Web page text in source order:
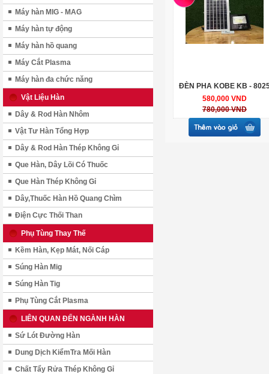
Máy hàn MIG - MAG
Máy hàn tự động
Máy hàn hồ quang
Máy Cắt Plasma
Máy hàn đa chức năng
Vật Liệu Hàn
Dây & Rod Hàn Nhôm
Vật Tư Hàn Tổng Hợp
Dây & Rod Hàn Thép Không Gỉ
Que Hàn, Dây Lõi Có Thuốc
Que Hàn Thép Không Gỉ
Dây,Thuốc Hàn Hồ Quang Chìm
Điện Cực Thối Than
Phụ Tùng Thay Thế
Kềm Hàn, Kẹp Mát, Nối Cáp
Súng Hàn Mig
Súng Hàn Tig
Phụ Tùng Cắt Plasma
LIÊN QUAN ĐẾN NGÀNH HÀN
Sứ Lót Đường Hàn
Dung Dịch KiểmTra Mối Hàn
Chất Tẩy Rửa Thép Không Gỉ
ĐÈN PHA KOBE KB -
580,000 VND
780,000 VND